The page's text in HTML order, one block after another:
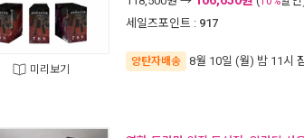
미리보기
세일즈포인트 : 917
양탄자배송 8월 10일 (월) 밤 11시